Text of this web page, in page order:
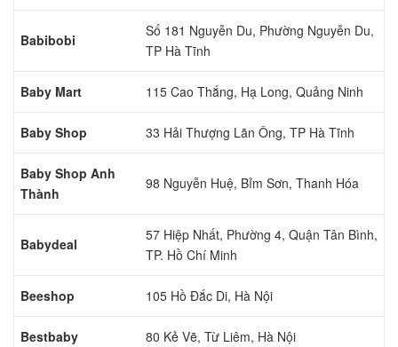
Babibobi
Số 181 Nguyễn Du, Phường Nguyễn Du,
TP Hà Tĩnh
Baby Mart 115 Cao Thắng, Hạ Long, Quảng Ninh
Baby Shop 33 Hải Thượng Lãn Ông, TP Hà Tĩnh
Baby Shop Anh
Thành
98 Nguyễn Huệ, Bỉm Sơn, Thanh Hóa
Babydeal
57 Hiệp Nhất, Phường 4, Quận Tân Bình,
TP. Hồ Chí Minh
Beeshop 105 Hồ Đắc Di, Hà Nội
Bestbaby 80 Kẻ Vẽ, Từ Liêm, Hà Nội